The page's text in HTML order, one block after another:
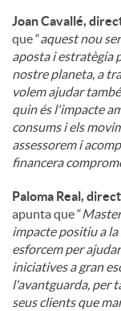
Joan Cavallé,
que “aquest nou
aposta i estratègia
nostre planeta, a
volem ajudar
quin és l'impacte
consums i els
assessorem i
financera
Paloma Real,
apunta que “
impacte positiu a la
esforcem per
iniciatives a gran
l'avantguarda, per
seus clients que